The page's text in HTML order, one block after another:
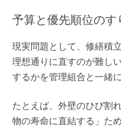
予算と優先順位のす
現実問題として、修繕積
理想通りに直すのが難し
するかを管理組合と一緒
たとえば、外壁のひび割
物の寿命に直結する」た